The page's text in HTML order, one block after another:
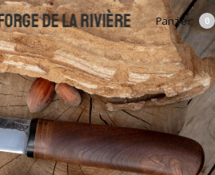
Panier 0